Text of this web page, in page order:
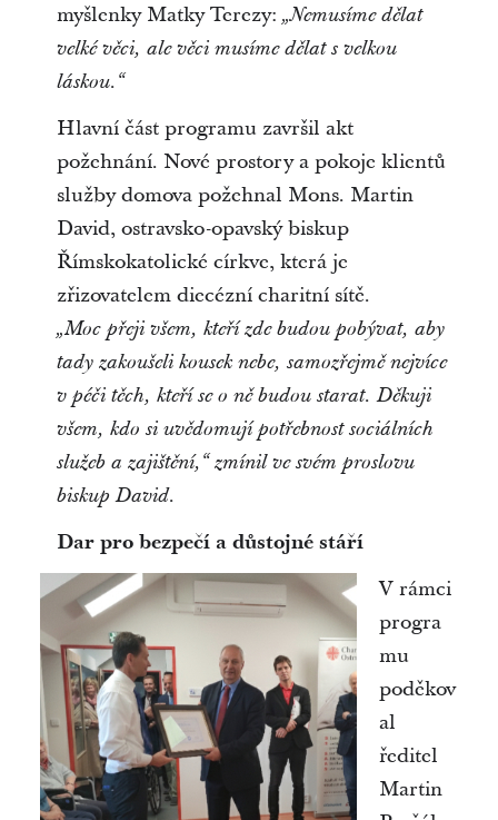
myšlenky Matky Terezy: „Nemusíme dělat
velké věci, ale věci musíme dělat s velkou
láskou.“
Hlavní část programu završil akt
požehnání. Nové prostory a pokoje klientů
služby domova požehnal Mons. Martin
David, ostravsko-opavský biskup
Římskokatolické církve, která je
zřizovatelem diecézní charitní sítě.
„Moc přeji všem, kteří zde budou pobývat, aby
tady zakoušeli kousek nebe, samozřejmě nejvíce
v péči těch, kteří se o ně budou starat. Děkuji
všem, kdo si uvědomují potřebnost sociálních
služeb a zajištění,“ zmínil ve svém proslovu
biskup David.
Dar pro bezpečí a důstojné stáří
V rámci
progra
mu
poděkov
al
ředitel
Martin